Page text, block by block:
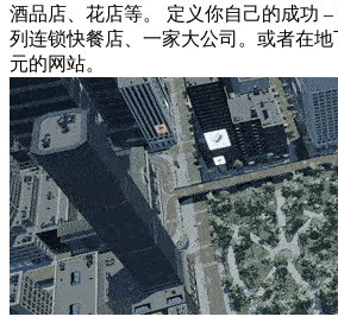
酒品店、花店等。 定义你自己的成功
列连锁快餐店、一家大公司。或者在
元的网站。